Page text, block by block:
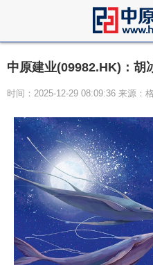
中原建业(09982.HK)：胡
时间：2025-12-29 08:09:36 来源：